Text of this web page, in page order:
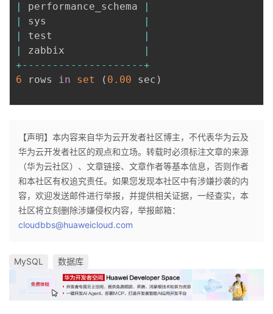
performance_schema
sys
test
zabbix
+-- -- -- -- -- -- -- -- -- --+
6 rows in set ( 0.00 sec )
【声明】本内容来自华为云开发者社区博主，不代表华为云及
华为云开发者社区的观点和立场。转载时必须标注文章的来源
（华为云社区）、文章链接、文章作者等基本信息，否则作者
和本社区有权追究责任。如果您发现本社区中有涉嫌抄袭的内
容，欢迎发送邮件进行举报，并提供相关证据，一经查实，本
社区将立刻删除涉嫌侵权内容，举报邮箱：
cloudbbs@huaweicloud.com
MySQL 数据库